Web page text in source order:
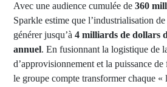
Avec une audience cumulée de 360
Sparkle estime que l’industrialisation
générer jusqu’à 4 milliards de dollars
annuel. En fusionnant la logistique de
d’approvisionnement et la puissance
le groupe compte transformer chaque «